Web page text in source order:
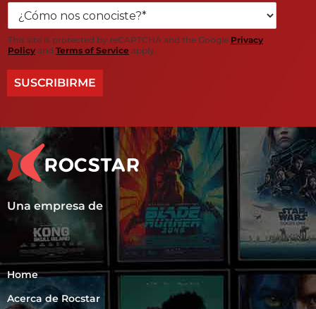
o
e
c
ó
n
c
*
ó
m
n
n
o
c
s
*
This site is protected by reCAPTCHA and the Google Privacy
Policy and Terms of Service apply.
SUSCRIBIRME
Una empresa de
Home
Acerca de Rocstar